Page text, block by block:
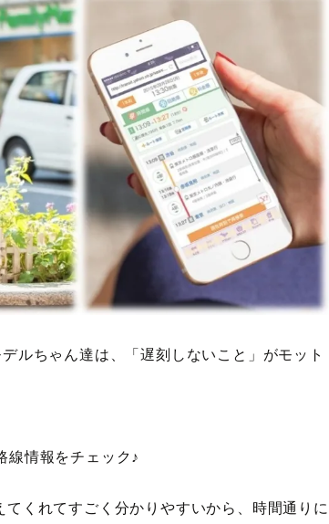
ルちゃん達は、「遅刻しないこと」がモット
線情報をチェック♪
くれてすごく分かりやすいから、時間通りに